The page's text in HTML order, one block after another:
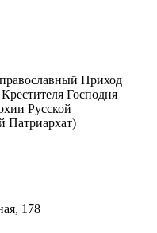
Приход
Господня
Русской
Патриархат)
178